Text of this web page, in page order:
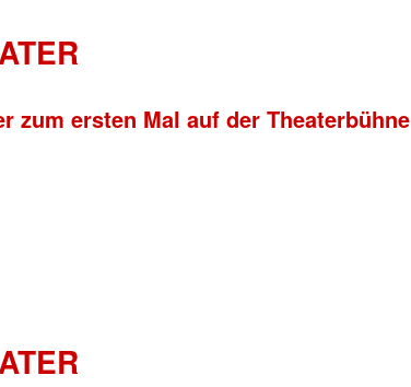
zum ersten Mal auf der Theaterbühne